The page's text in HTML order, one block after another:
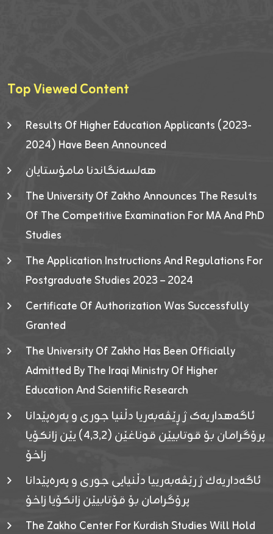
Top Viewed Content
Results Of Higher Education Applicants (2023-
2024) Have Been Announced
هەلسەنگاندنا مامۆستایان
The University Of Zakho Announces The Results
Of The Competitive Examination For MA And PhD
Studies
The Application Instructions And Regulations For
Postgraduate Studies 2023 – 2024
Certificate Of Authorization Was Successfully
Granted
The University Of Zakho Has Been Officially
Admitted By The Iraqi Ministry Of Higher
Education And Scientific Research
ئاگەهداریەک ژ ڕێڤەبەریا دڵنیا جوری و پەرەپێدانا
پرۆگرامان بۆ قوتابیێن قوناغێن (٤٫٣٫٢) یێن زانکۆیا
زاخۆ
ئاگەداریەك ژ رێڤەبەرییا دڵنیایی جوری و پەرەپێدانا
پرۆگرامان بۆ قۆتابیێن زانکۆیا زاخۆ
The Zakho Center For Kurdish Studies Will Hold